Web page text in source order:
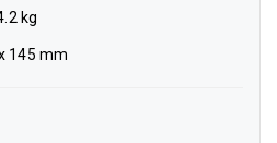
kg
145 mm